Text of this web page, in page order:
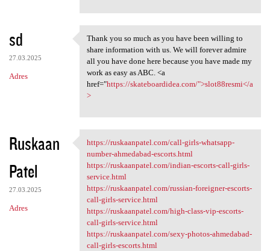
sd
27.03.2025
Adres
Thank you so much as you have
Thank you so much as you have been willing to
share information with us. We will forever admire
all you have done here because you have made my
work as easy as ABC. <a
href="https://skateboardidea.com/">slot88resmi</a
>
Ruskaan
Patel
27.03.2025
Adres
https://ruskaanpatel.com/call
https://ruskaanpatel.com/call-girls-whatsapp-
number-ahmedabad-escorts.html
https://ruskaanpatel.com/indian-escorts-call-girls-
service.html
https://ruskaanpatel.com/russian-foreigner-escorts-
call-girls-service.html
https://ruskaanpatel.com/high-class-vip-escorts-
call-girls-service.html
https://ruskaanpatel.com/sexy-photos-ahmedabad-
call-girls-escorts.html